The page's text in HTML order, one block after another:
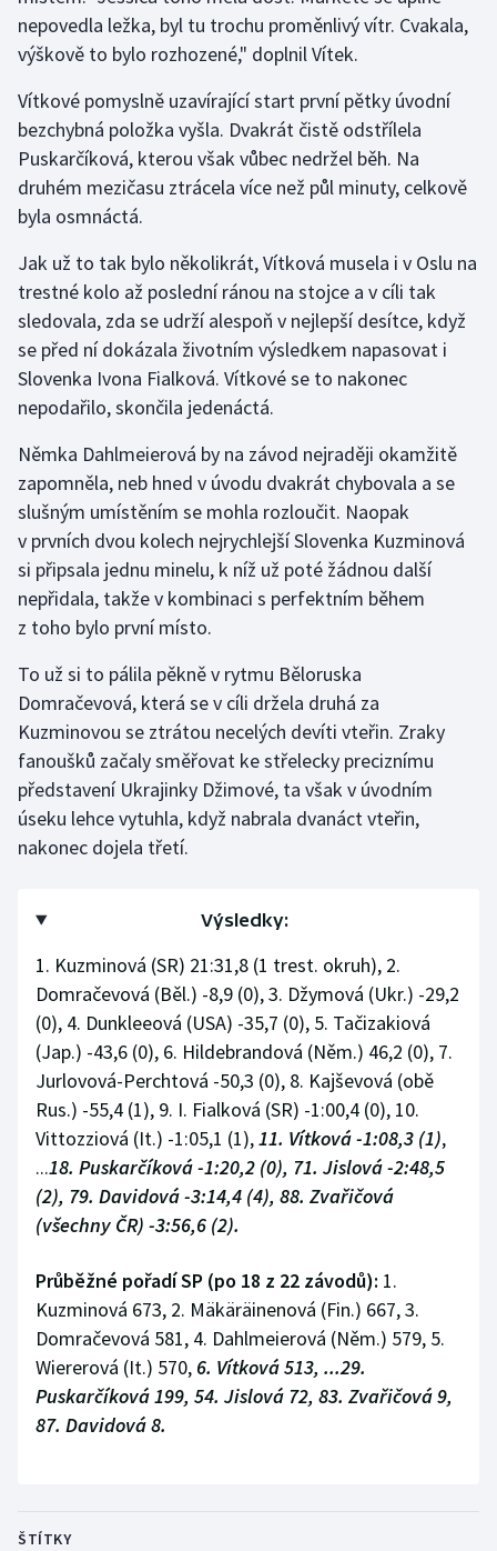
nepovedla ležka, byl tu trochu proměnlivý vítr. Cvakala,
výškově to bylo rozhozené," doplnil Vítek.
Vítkové pomyslně uzavírající start první pětky úvodní
bezchybná položka vyšla. Dvakrát čistě odstřílela
Puskarčíková, kterou však vůbec nedržel běh. Na
druhém mezičasu ztrácela více než půl minuty, celkově
byla osmnáctá.
Jak už to tak bylo několikrát, Vítková musela i v Oslu na
trestné kolo až poslední ránou na stojce a v cíli tak
sledovala, zda se udrží alespoň v nejlepší desítce, když
se před ní dokázala životním výsledkem napasovat i
Slovenka Ivona Fialková. Vítkové se to nakonec
nepodařilo, skončila jedenáctá.
Němka Dahlmeierová by na závod nejraději okamžitě
zapomněla, neb hned v úvodu dvakrát chybovala a se
slušným umístěním se mohla rozloučit. Naopak
v prvních dvou kolech nejrychlejší Slovenka Kuzminová
si připsala jednu minelu, k níž už poté žádnou další
nepřidala, takže v kombinaci s perfektním během
z toho bylo první místo.
To už si to pálila pěkně v rytmu Běloruska
Domračevová, která se v cíli držela druhá za
Kuzminovou se ztrátou necelých devíti vteřin. Zraky
fanoušků začaly směřovat ke střelecky preciznímu
představení Ukrajinky Džimové, ta však v úvodním
úseku lehce vytuhla, když nabrala dvanáct vteřin,
nakonec dojela třetí.
Výsledky:
1. Kuzminová (SR) 21:31,8 (1 trest. okruh), 2.
Domračevová (Běl.) -8,9 (0), 3. Džymová (Ukr.) -29,2
(0), 4. Dunkleeová (USA) -35,7 (0), 5. Tačizakiová
(Jap.) -43,6 (0), 6. Hildebrandová (Něm.) 46,2 (0), 7.
Jurlovová-Perchtová -50,3 (0), 8. Kajševová (obě
Rus.) -55,4 (1), 9. I. Fialková (SR) -1:00,4 (0), 10.
Vittozziová (It.) -1:05,1 (1),11. Vítková -1:08,3 (1),
...18. Puskarčíková -1:20,2 (0), 71. Jislová -2:48,5
(2), 79. Davidová -3:14,4 (4), 88. Zvařičová
(všechny ČR) -3:56,6 (2).
Průběžné pořadí SP (po 18 z 22 závodů): 1.
Kuzminová 673, 2. Mäkäräinenová (Fin.) 667, 3.
Domračevová 581, 4. Dahlmeierová (Něm.) 579, 5.
Wiererová (It.) 570, 6. Vítková 513, ...29.
Puskarčíková 199, 54. Jislová 72, 83. Zvařičová 9,
87. Davidová 8.
ŠTÍTKY